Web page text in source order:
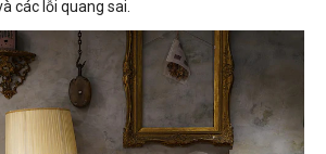
các lỗi quang sai.